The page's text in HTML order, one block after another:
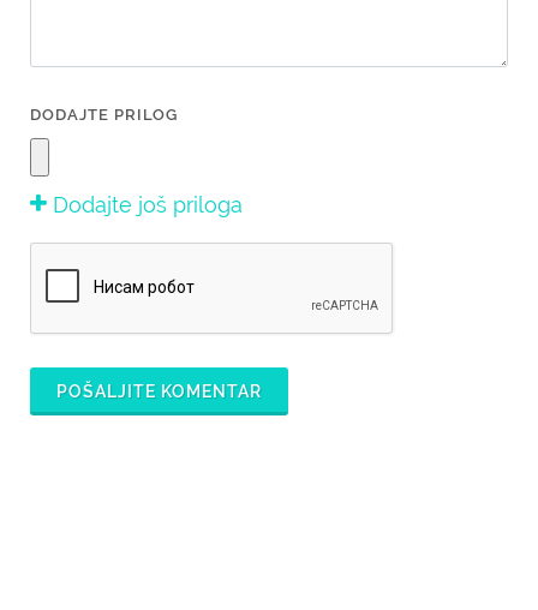
DODAJTE PRILOG
Dodajte još priloga
POŠALJITE KOMENTAR